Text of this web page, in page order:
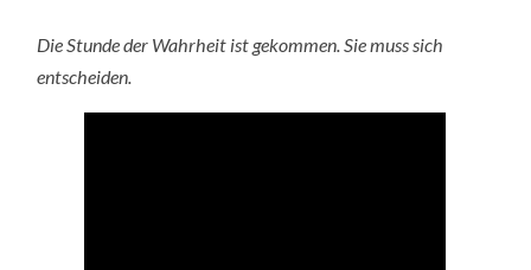
Die Stunde der Wahrheit ist gekommen. Sie muss sich
entscheiden.